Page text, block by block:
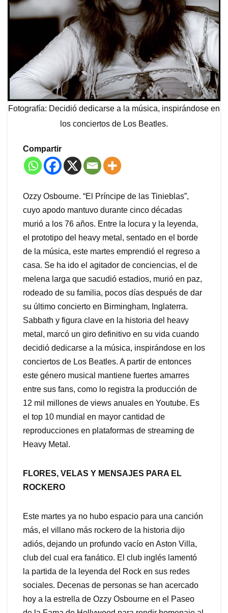
Fotografía: Decidió dedicarse a la música, inspirándose en
los conciertos de Los Beatles.
Compartir
Ozzy Osbourne. “El Príncipe de las Tinieblas”,
cuyo apodo mantuvo durante cinco décadas
murió a los 76 años. Entre la locura y la leyenda,
el prototipo del heavy metal, sentado en el borde
de la música, este martes emprendió el regreso a
casa. Se ha ido el agitador de conciencias, el de
melena larga que sacudió estadios, murió en paz,
rodeado de su familia, pocos días después de dar
su último concierto en Birmingham, Inglaterra.
Sabbath y figura clave en la historia del heavy
metal, marcó un giro definitivo en su vida cuando
decidió dedicarse a la música, inspirándose en los
conciertos de Los Beatles. A partir de entonces
este género musical mantiene fuertes amarres
entre sus fans, como lo registra la producción de
12 mil millones de views anuales en Youtube. Es
el top 10 mundial en mayor cantidad de
reproducciones en plataformas de streaming de
Heavy Metal.
FLORES, VELAS Y MENSAJES PARA EL
ROCKERO
Este martes ya no hubo espacio para una canción
más, el villano más rockero de la historia dijo
adiós, dejando un profundo vacío en Aston Villa,
club del cual era fanático. El club inglés lamentó
la partida de la leyenda del Rock en sus redes
sociales. Decenas de personas se han acercado
hoy a la estrella de Ozzy Osbourne en el Paseo